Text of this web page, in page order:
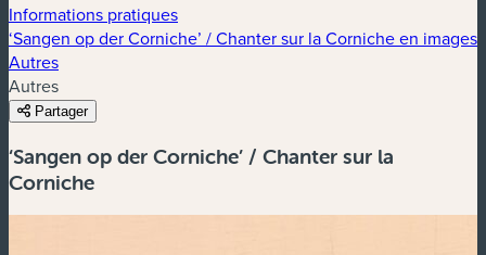
Informations pratiques
‘Sangen op der Corniche’ / Chanter sur la Corniche en images
Autres
Autres
Partager
‘Sangen op der Corniche’ / Chanter sur la
Corniche